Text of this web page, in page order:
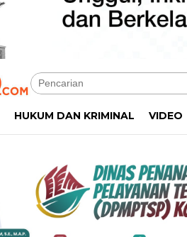
HUKUM DAN KRIMINAL VIDEO